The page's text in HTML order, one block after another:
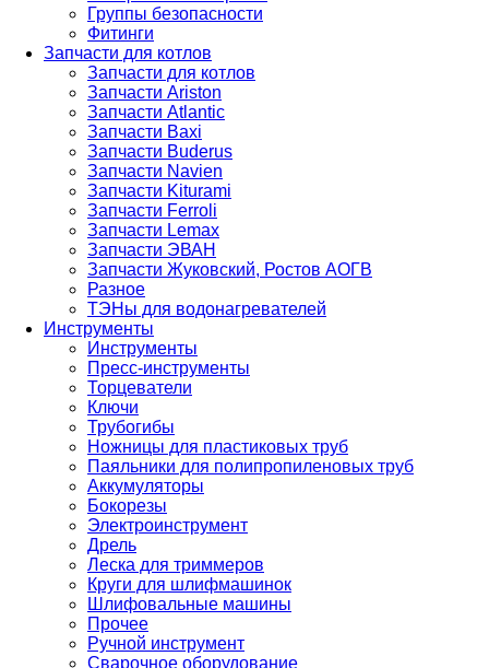
Группы безопасности
Фитинги
Запчасти для котлов
Запчасти для котлов
Запчасти Ariston
Запчасти Atlantic
Запчасти Baxi
Запчасти Buderus
Запчасти Navien
Запчасти Kiturami
Запчасти Ferroli
Запчасти Lemax
Запчасти ЭВАН
Запчасти Жуковский, Ростов АОГВ
Разное
ТЭНы для водонагревателей
Инструменты
Инструменты
Пресс-инструменты
Торцеватели
Ключи
Трубогибы
Ножницы для пластиковых труб
Паяльники для полипропиленовых труб
Аккумуляторы
Бокорезы
Электроинструмент
Дрель
Леска для триммеров
Круги для шлифмашинок
Шлифовальные машины
Прочее
Ручной инструмент
Сварочное оборудование